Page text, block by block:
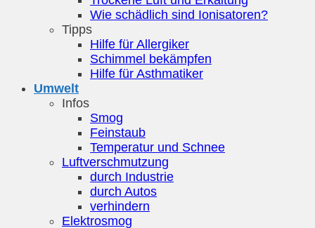
Wie schädlich sind Ionisatoren?
Tipps
Hilfe für Allergiker
Schimmel bekämpfen
Hilfe für Asthmatiker
Umwelt
Infos
Smog
Feinstaub
Temperatur und Schnee
Luftverschmutzung
durch Industrie
durch Autos
verhindern
Elektrosmog